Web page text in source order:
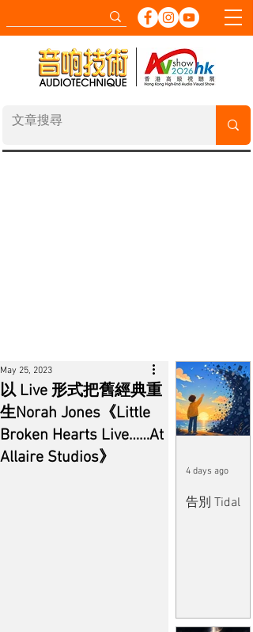
以 Live 形式把舊經典重
生Norah Jones《Little
Broken Hearts Live……At
Allaire Studios》
May 25, 2023
告別 Tidal
4 days ago